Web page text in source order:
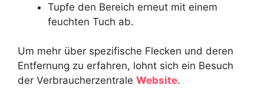
Tupfe den Bereich erneut mit einem
feuchten Tuch ab.
Um mehr über spezifische Flecken und deren
Entfernung zu erfahren, lohnt sich ein Besuch
der Verbraucherzentrale Website.